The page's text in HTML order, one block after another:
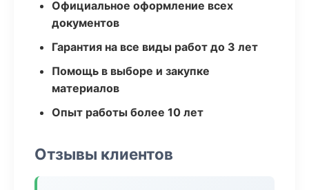
Официальное оформление всех
документов
Гарантия на все виды работ до 3 лет
Помощь в выборе и закупке
материалов
Опыт работы более 10 лет
Отзывы клиентов